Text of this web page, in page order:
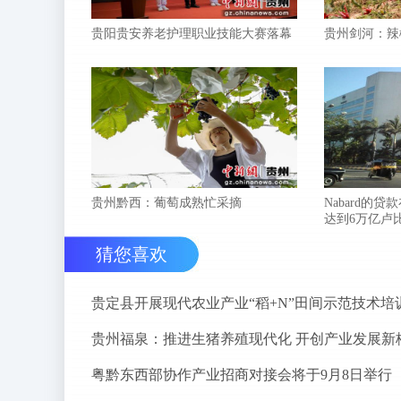
贵阳贵安养老护理职业技能大赛落幕 贵州剑河：
贵州黔西：葡萄成熟忙采摘
Nabard的贷
达到6万亿卢
猜您喜欢
贵定县开展现代农业产业“稻+N”田间示范技术培
贵州福泉：推进生猪养殖现代化 开创产业发展新
粤黔东西部协作产业招商对接会将于9月8日举行